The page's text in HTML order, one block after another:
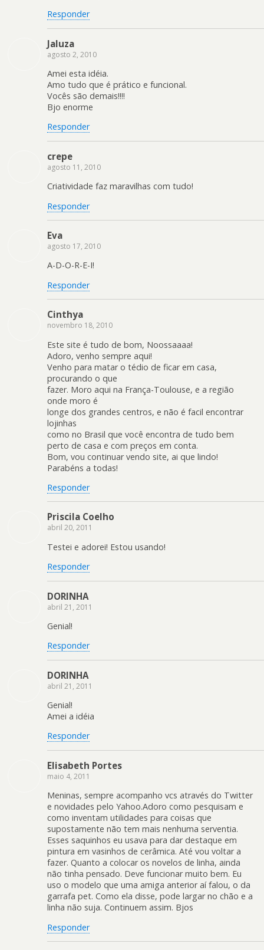
Responder
Jaluza
agosto 2, 2010
Amei esta idéia.
Amo tudo que é prático e funcional.
Vocês são demais!!!!
Bjo enorme
Responder
crepe
agosto 11, 2010
Criatividade faz maravilhas com tudo!
Responder
Eva
agosto 17, 2010
A-D-O-R-E-I!
Responder
Cinthya
novembro 18, 2010
Este site é tudo de bom, Noossaaaa!
Adoro, venho sempre aqui!
Venho para matar o tédio de ficar em casa,
procurando o que
fazer. Moro aqui na França-Toulouse, e a região
onde moro é
longe dos grandes centros, e não é facil encontrar
lojinhas
como no Brasil que você encontra de tudo bem
perto de casa e com preços em conta.
Bom, vou continuar vendo site, ai que lindo!
Parabéns a todas!
Responder
Priscila Coelho
abril 20, 2011
Testei e adorei! Estou usando!
Responder
DORINHA
abril 21, 2011
Genial!
Responder
DORINHA
abril 21, 2011
Genial!
Amei a idéia
Responder
Elisabeth Portes
maio 4, 2011
Meninas, sempre acompanho vcs através do Twitter
e novidades pelo Yahoo.Adoro como pesquisam e
como inventam utilidades para coisas que
supostamente não tem mais nenhuma serventia.
Esses saquinhos eu usava para dar destaque em
pintura em vasinhos de cerâmica. Até vou voltar a
fazer. Quanto a colocar os novelos de linha, ainda
não tinha pensado. Deve funcionar muito bem. Eu
uso o modelo que uma amiga anterior aí falou, o da
garrafa pet. Como ela disse, pode largar no chão e a
linha não suja. Continuem assim. Bjos
Responder